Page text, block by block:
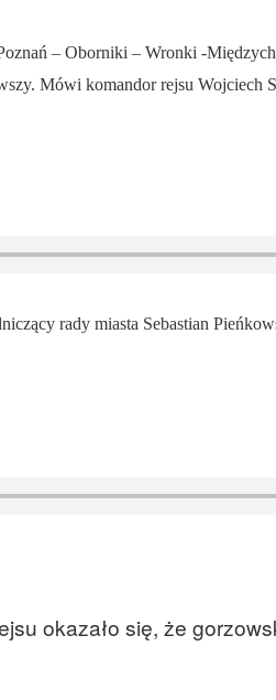
– Oborniki – Wronki -
Mówi komandor rejsu Wojciech
rady miasta Sebastian
okazało się, że